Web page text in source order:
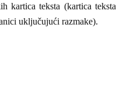
kartica teksta (kartica teksta
uključujući razmake).